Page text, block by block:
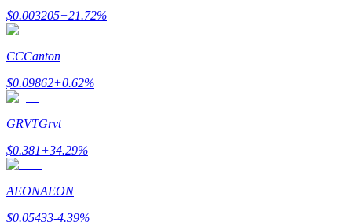
$0.003205+21.72%
CCCanton
$0.09862+0.62%
GRVTGrvt
$0.381+34.29%
AEONAEON
$0.05433-4.39%